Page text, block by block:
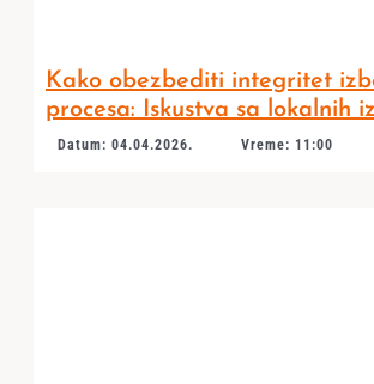
Kako obezbediti integritet
procesa: Iskustva sa lokalnih
Datum: 04.04.2026. Vreme: 11:00